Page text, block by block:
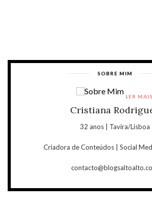
SOBRE MIM
Cristiana
32 anos | Tavira/Lisboa
Criadora de Conteúdos | Social
LER MAIS